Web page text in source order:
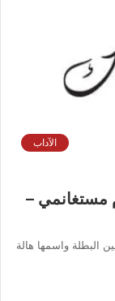
الآداب
مستغانمي –
البطلة واسمها هالة